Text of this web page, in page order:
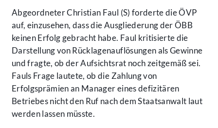
Abgeordneter Christian Faul (S) forderte die ÖVP
auf, einzusehen, dass die Ausgliederung der ÖBB
keinen Erfolg gebracht habe. Faul kritisierte die
Darstellung von Rücklagenauflösungen als Gewinne
und fragte, ob der Aufsichtsrat noch zeitgemäß sei.
Fauls Frage lautete, ob die Zahlung von
Erfolgsprämien an Manager eines defizitären
Betriebes nicht den Ruf nach dem Staatsanwalt laut
werden lassen müsste.